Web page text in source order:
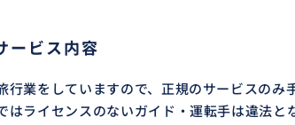
ービス内容
行業をしていますので、正規のサービスのみ
はライセンスのないガイド・運転手は違法と